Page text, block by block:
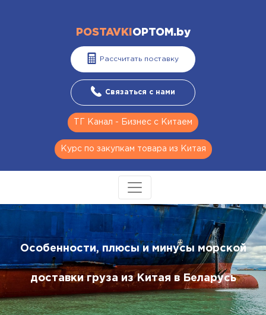
POSTAVKI OPTOM.by
Рассчитать поставку
Связаться с нами
ТГ Канал - Бизнес с Китаем
Курс по закупкам товара из Китая
Особенности, плюсы и минусы морской
доставки груза из Китая в Беларусь